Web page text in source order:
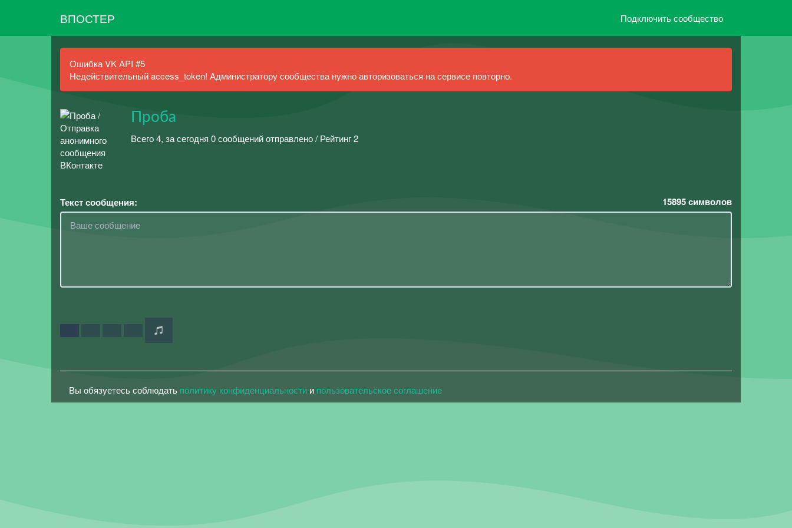
ВПОСТЕР Подключить сообщество
Ошибка VK API #5
Недействительный access_token! Администратору сообщества нужно авторизоваться на сервисе повторно.
Проба
Всего 4, за сегодня 0 сообщений отправлено / Рейтинг 2
Текст сообщения: 15895символов
Вы обязуетесь соблюдать политику конфиденциальности и пользовательское соглашение